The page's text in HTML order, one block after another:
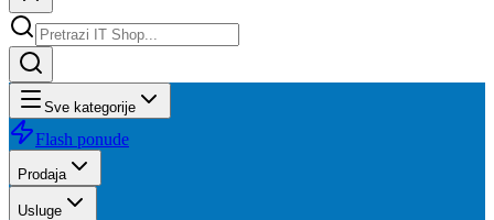
Sve kategorije
Flash ponude
Prodaja
Usluge